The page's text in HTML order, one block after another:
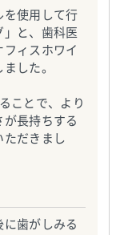
を使用して行
」と、歯科医
ィスホワイ
した。
ことで、より
長持ちする
ただきまし
歯がしみる